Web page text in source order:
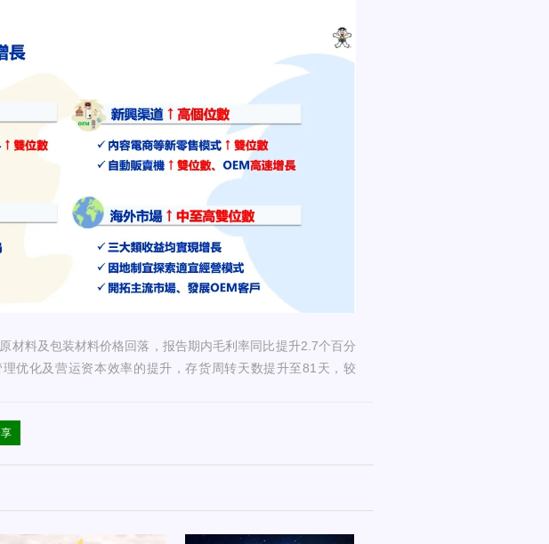
材料及包装材料价格回落，报告期内毛利率同比提升2.7个百分
优化及营运资本效率的提升，存货周转天数提升至81天，较